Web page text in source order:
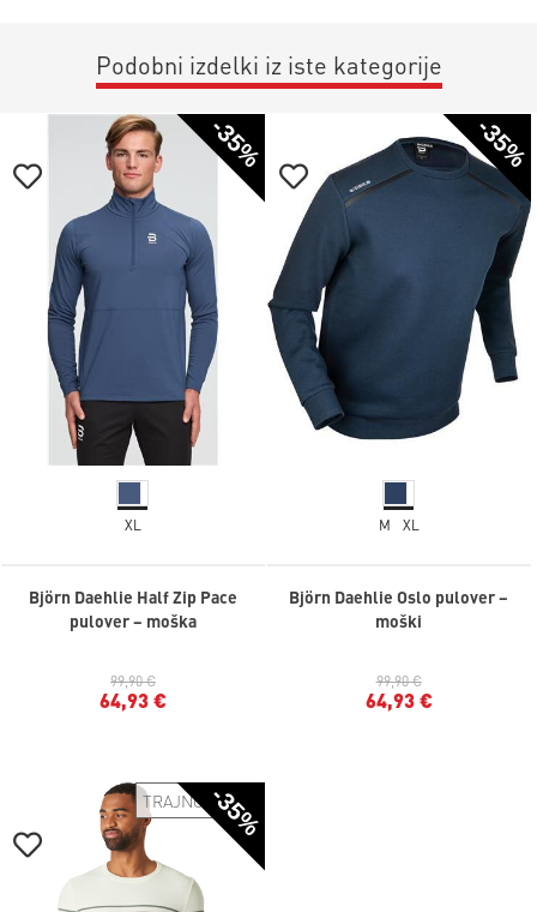
Podobni izdelki iz iste kategorije
-35%
XL
Björn Daehlie Half Zip Pace
pulover – moška
99,90 €
64,93 €
-35%
M XL
Björn Daehlie Oslo pulover –
moški
99,90 €
64,93 €
-35%
TRAJNOSTNO